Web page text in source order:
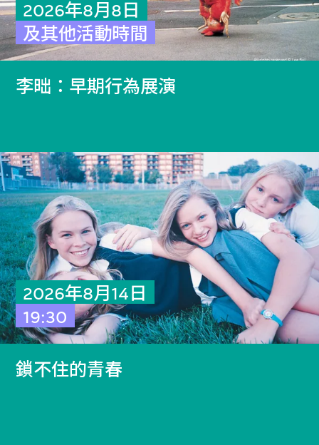
2026年8月8日
及其他活動時間
李昢：早期行為展演
2026年8月14日
19:30
鎖不住的青春